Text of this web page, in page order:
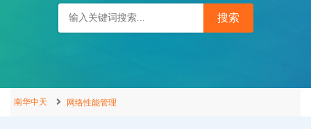
南华中天 网络性能管理